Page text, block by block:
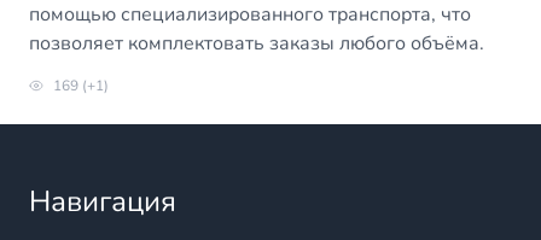
помощью специализированного транспорта, что
позволяет комплектовать заказы любого объёма.
169 (+1)
Навигация